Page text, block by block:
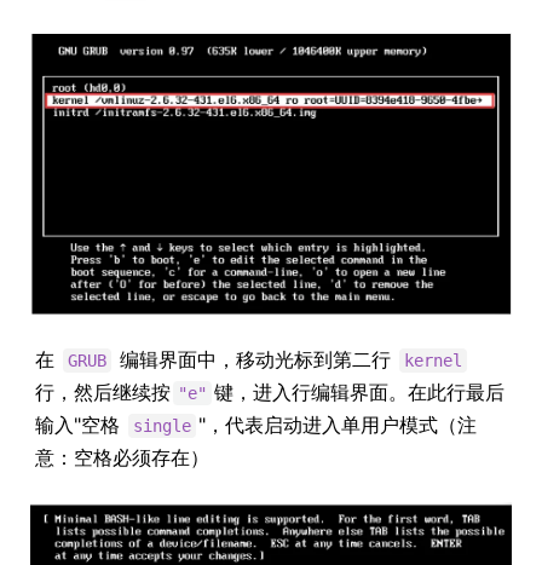
在 GRUB 编辑界面中，移动光标到第二行 kernel
行，然后继续按 "e" 键，进入行编辑界面。在此行最后
输入"空格
single "，代表启动进入单用户模式（注
意：空格必须存在）